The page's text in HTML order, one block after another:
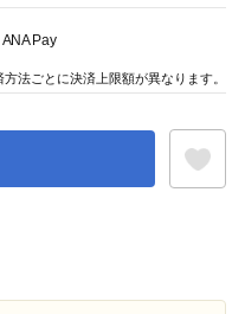
ANA Pay
方法ごとに決済上限額が異なります。